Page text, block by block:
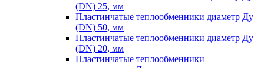
(DN) 25, мм
Пластинчатые теплообменники диаметр Ду
(DN) 50, мм
Пластинчатые теплообменники диаметр Ду
(DN) 20, мм
Пластинчатые теплообменники